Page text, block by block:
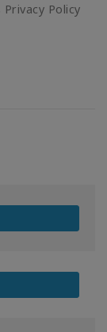
Policy